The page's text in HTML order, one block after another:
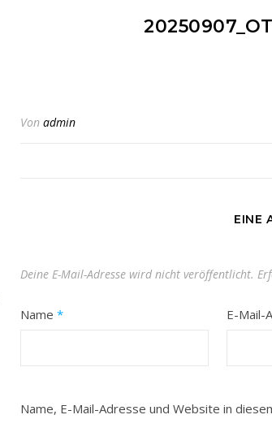
Von admin
EINE
Deine E-Mail-Adresse wird nicht veröffentlicht.
Name * E-Mail-
Name, E-Mail-Adresse und Website in